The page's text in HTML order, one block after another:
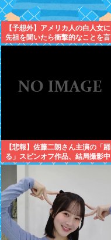
【予想外】アメリカ人の白人女に
先祖を聞いたら衝撃的なことを言
い出した
【悲報】佐藤二朗さん主演の「踊
る」スピンオフ作品、結局撮影中
止が決定www